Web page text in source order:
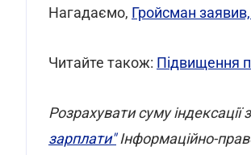
Нагадаємо, Гройсман
Читайте також: Підвищення
Розрахувати суму
зарплати"Інформаційно-